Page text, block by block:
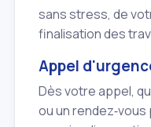
sans stress, de
finalisation des
Appel
Dès votre appel,
ou un